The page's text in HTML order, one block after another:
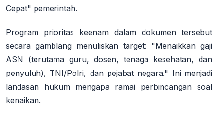
Cepat" pemerintah.
Program prioritas keenam dalam dokumen tersebut
secara gamblang menuliskan target: "Menaikkan gaji
ASN (terutama guru, dosen, tenaga kesehatan, dan
penyuluh), TNI/Polri, dan pejabat negara." Ini menjadi
landasan hukum mengapa ramai perbincangan soal
kenaikan.